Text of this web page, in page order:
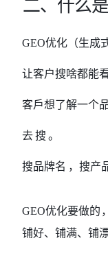
二、什么是
GEO优化（生成
让客户搜啥都能
客戶想了解一个
去搜。
搜品牌名 ，搜产
GEO优化要做的
铺好、铺满、铺漂